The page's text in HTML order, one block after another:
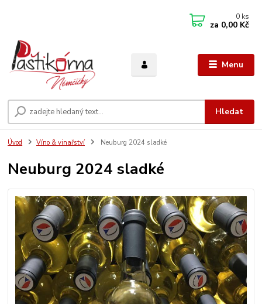
Menu
Hledat
0 ks
za 0,00 Kč
Úvod Víno & vinařství Neuburg 2024 sladké
Neuburg 2024 sladké